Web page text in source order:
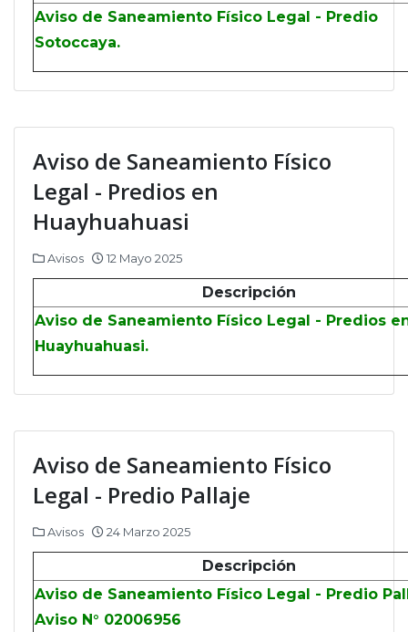
Aviso de Saneamiento Físico Legal - Predio
Sotoccaya.
Aviso de Saneamiento Físico
Legal - Predios en
Huayhuahuasi
Avisos 12 Mayo 2025
Descripción
Aviso de Saneamiento Físico Legal - Predios
Huayhuahuasi.
Aviso de Saneamiento Físico
Legal - Predio Pallaje
Avisos 24 Marzo 2025
Descripción
Aviso de Saneamiento Físico Legal - Predio
Aviso N° 02006956